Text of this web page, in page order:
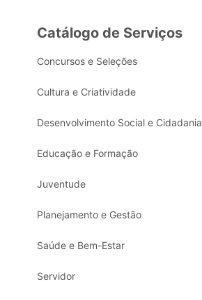
Catálogo de Serviços
Concursos e Seleções
Cultura e Criatividade
Desenvolvimento Social e Cidadania
Educação e Formação
Juventude
Planejamento e Gestão
Saúde e Bem-Estar
Servidor